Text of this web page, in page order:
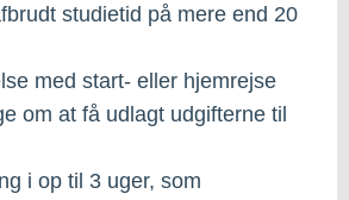
studietid på mere end 20
med start- eller hjemrejse
om at få udlagt udgifterne til
i op til 3 uger, som